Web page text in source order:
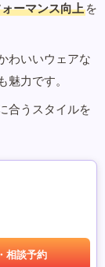
ーマンス向上 を
わいいウェアな
力です。
合うスタイルを
相談予約